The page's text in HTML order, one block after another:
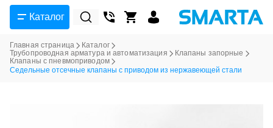
Каталог
Главная страница
Каталог
Трубопроводная арматура и автоматизация
Клапаны запорные
Клапаны с пневмоприводом
Седельные отсечные клапаны с приводом из нержавеющей стали